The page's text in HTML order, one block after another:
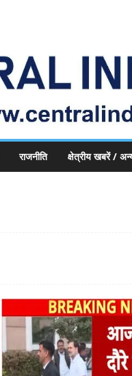
राजनीति क्षेत्रीय खबरें /